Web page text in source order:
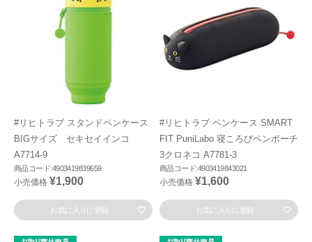
#リヒトラブ スタンドペンケース
BIGサイズ セキセイインコ
A7714-9
商品コード:4903419839659
小売価格 ¥1,900
お気に入りに登録
#リヒトラブ ペンケース SMART
FIT PuniLabo 寝ころびペンポーチ
3クロネコ A7781-3
商品コード:4903419843021
小売価格 ¥1,600
お気に入りに登録